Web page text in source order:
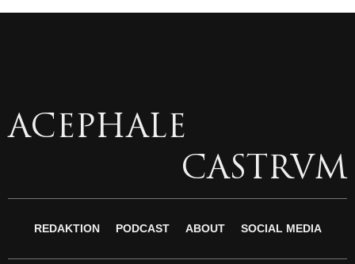
ACEPHALE
CASTRVM
REDAKTION PODCAST ABOUT SOCIAL MEDIA